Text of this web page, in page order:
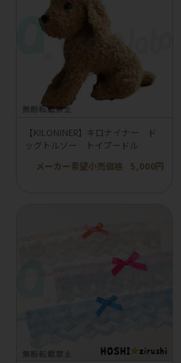
【KILONINER】キロナイナー ド
ッグトルソー トイプードル
メーカー希望小売価格
5,000円